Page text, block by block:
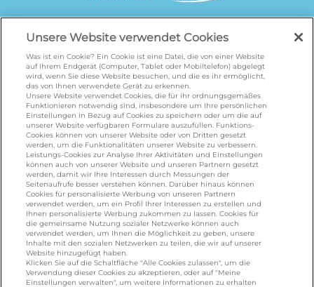
UNSERE MARKENSEITEN
galbani.de/leerdammer.de/president.de
salakis.de/frankenland.com/
omiramilch.de/minusl.de
KONTAKT
foodservice.info@de.lactalis.com
Lactalis Deutschland GmbH - Tel: +49 (0)751
887 366 /lactalis.de
Omira Bodenseemilch GmbH - Tel: +49
(0)751 887 366 /omira.de
Unsere Website verwendet Cookies
Was ist ein Cookie? Ein Cookie ist eine Datei, die von einer Website
auf Ihrem Endgerät (Computer, Tablet oder Mobiltelefon) abgelegt
wird, wenn Sie diese Website besuchen, und die es ihr ermöglicht,
das von Ihnen verwendete Gerät zu erkennen.
Unsere Website verwendet Cookies, die für ihr ordnungsgemäßes
Funktionieren notwendig sind, insbesondere um Ihre persönlichen
Einstellungen in Bezug auf Cookies zu speichern oder um die auf
unserer Website verfügbaren Formulare auszufüllen. Funktions-
Cookies können von unserer Website oder von Dritten gesetzt
werden, um die Funktionalitäten unserer Website zu verbessern.
Leistungs-Cookies zur Analyse Ihrer Aktivitäten und Einstellungen
können auch von unserer Website und unseren Partnern gesetzt
werden, damit wir Ihre Interessen durch Messungen der
Seitenaufrufe besser verstehen können. Darüber hinaus können
Cookies für personalisierte Werbung von unseren Partnern
verwendet werden, um ein Profil Ihrer Interessen zu erstellen und
Ihnen personalisierte Werbung zukommen zu lassen. Cookies für
die gemeinsame Nutzung sozialer Netzwerke können auch
verwendet werden, um Ihnen die Möglichkeit zu geben, unsere
Inhalte mit den sozialen Netzwerken zu teilen, die wir auf unserer
Website hinzugefügt haben.
Klicken Sie auf die Schaltfläche "Alle Cookies zulassen", um die
Verwendung dieser Cookies zu akzeptieren, oder auf "Meine
Einstellungen verwalten", um weitere Informationen zu erhalten